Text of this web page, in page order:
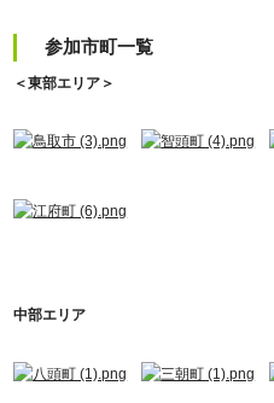
参加市町一覧
＜東部エリア＞
中部エリア